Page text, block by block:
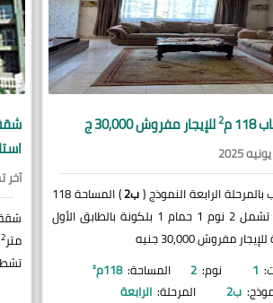
118 م 2للإيجار مفروش 30,000 ج
الرابعة النموذج (ب2
) المساحة 118
تطل على تشمل 2 نوم 1 حمام 1 بلكونة بالطابق الأول
مفروش 30,000 جنيه
1 نوم: 2 المساحة: 118م²
ب2 المرحلة: الرابعة
آخر
متر2